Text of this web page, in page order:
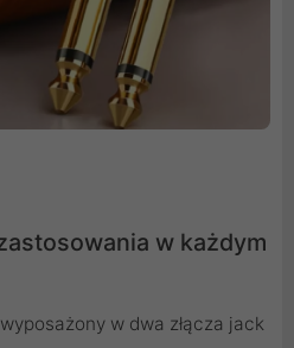
w każdym
w dwa złącza jack